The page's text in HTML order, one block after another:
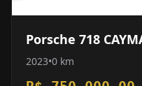
Porsche 718
2023•0 km